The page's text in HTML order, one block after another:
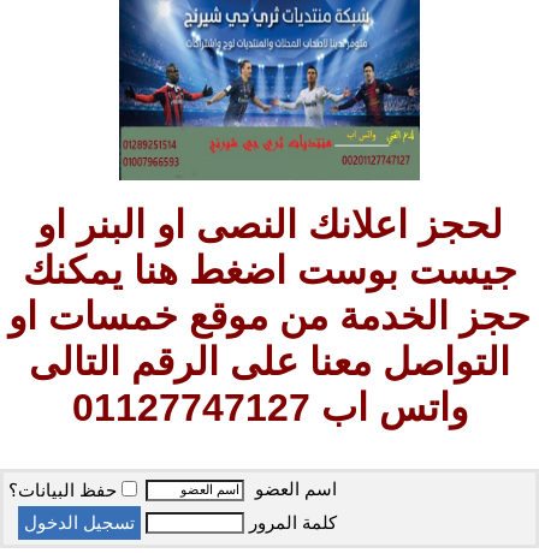
لحجز اعلانك النصى او البنر او
جيست بوست اضغط هنا يمكنك
حجز الخدمة من موقع خمسات او
التواصل معنا على الرقم التالى
واتس اب 01127747127
اسم العضو
حفظ البيانات؟
كلمة المرور